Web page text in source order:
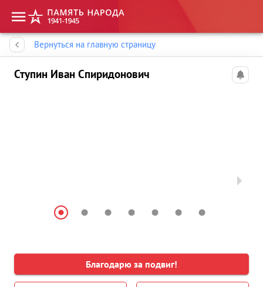
Вернуться на главную страницу
Ступин Иван Спиридонович
Благодарю за подвиг!
Память народа